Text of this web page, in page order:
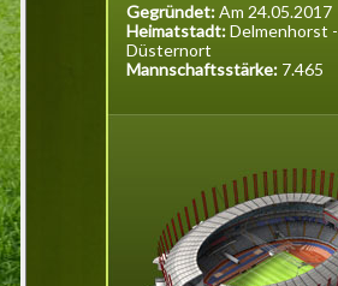
Gegründet:Am 24.05.2017
Heimatstadt:Delmenhorst -
Düsternort
Mannschaftsstärke: 7.465